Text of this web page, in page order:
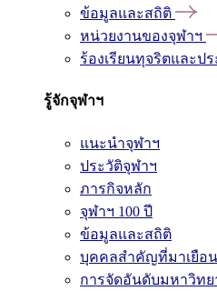
ข้อมูลและสถิติ
หน่วยงานของจุฬาฯ
ร้องเรียนทุจริตและป
รู้จักจุฬาฯ
แนะนำจุฬาฯ
ประวัติจุฬาฯ
ภารกิจหลัก
จุฬาฯ 100 ปี
ข้อมูลและสถิติ
บุคคลสำคัญที่มาเยือน
การจัดอันดับมหาวิทย